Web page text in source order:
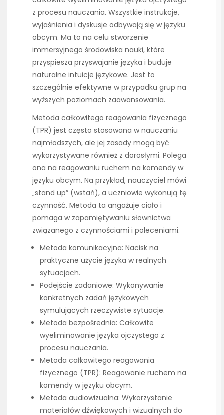
z procesu nauczania. Wszystkie instrukcje,
wyjaśnienia i dyskusje odbywają się w języku
obcym. Ma to na celu stworzenie
immersyjnego środowiska nauki, które
przyspiesza przyswajanie języka i buduje
naturalne intuicje językowe. Jest to
szczególnie efektywne w przypadku grup na
wyższych poziomach zaawansowania.
Metoda całkowitego reagowania fizycznego
(TPR) jest często stosowana w nauczaniu
najmłodszych, ale jej zasady mogą być
wykorzystywane również z dorosłymi. Polega
ona na reagowaniu ruchem na komendy w
języku obcym. Na przykład, nauczyciel mówi
„stand up” (wstań), a uczniowie wykonują tę
czynność. Metoda ta angażuje ciało i
pomaga w zapamiętywaniu słownictwa
związanego z czynnościami i poleceniami.
Metoda komunikacyjna: Nacisk na
praktyczne użycie języka w realnych
sytuacjach.
Podejście zadaniowe: Wykonywanie
konkretnych zadań językowych
symulujących rzeczywiste sytuacje.
Metoda bezpośrednia: Całkowite
wyeliminowanie języka ojczystego z
procesu nauczania.
Metoda całkowitego reagowania
fizycznego (TPR): Reagowanie ruchem na
komendy w języku obcym.
Metoda audiowizualna: Wykorzystanie
materiałów dźwiękowych i wizualnych do